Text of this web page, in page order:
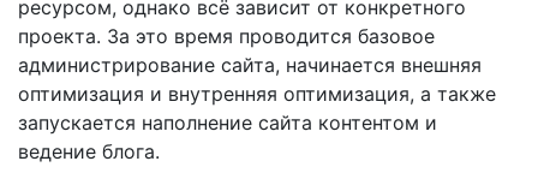
ресурсом, однако всё зависит от конкретного
проекта. За это время проводится базовое
администрирование сайта, начинается внешняя
оптимизация и внутренняя оптимизация, а также
запускается наполнение сайта контентом и
ведение блога.